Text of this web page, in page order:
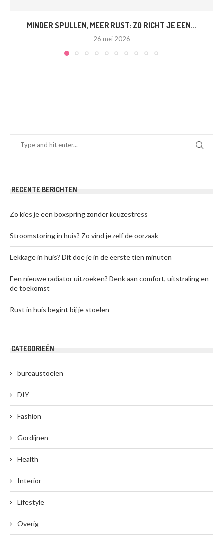
MINDER SPULLEN, MEER RUST: ZO RICHT JE EEN...
26 mei 2026
RECENTE BERICHTEN
Zo kies je een boxspring zonder keuzestress
Stroomstoring in huis? Zo vind je zelf de oorzaak
Lekkage in huis? Dit doe je in de eerste tien minuten
Een nieuwe radiator uitzoeken? Denk aan comfort, uitstraling en
de toekomst
Rust in huis begint bij je stoelen
CATEGORIEËN
bureaustoelen
DIY
Fashion
Gordijnen
Health
Interior
Lifestyle
Overig